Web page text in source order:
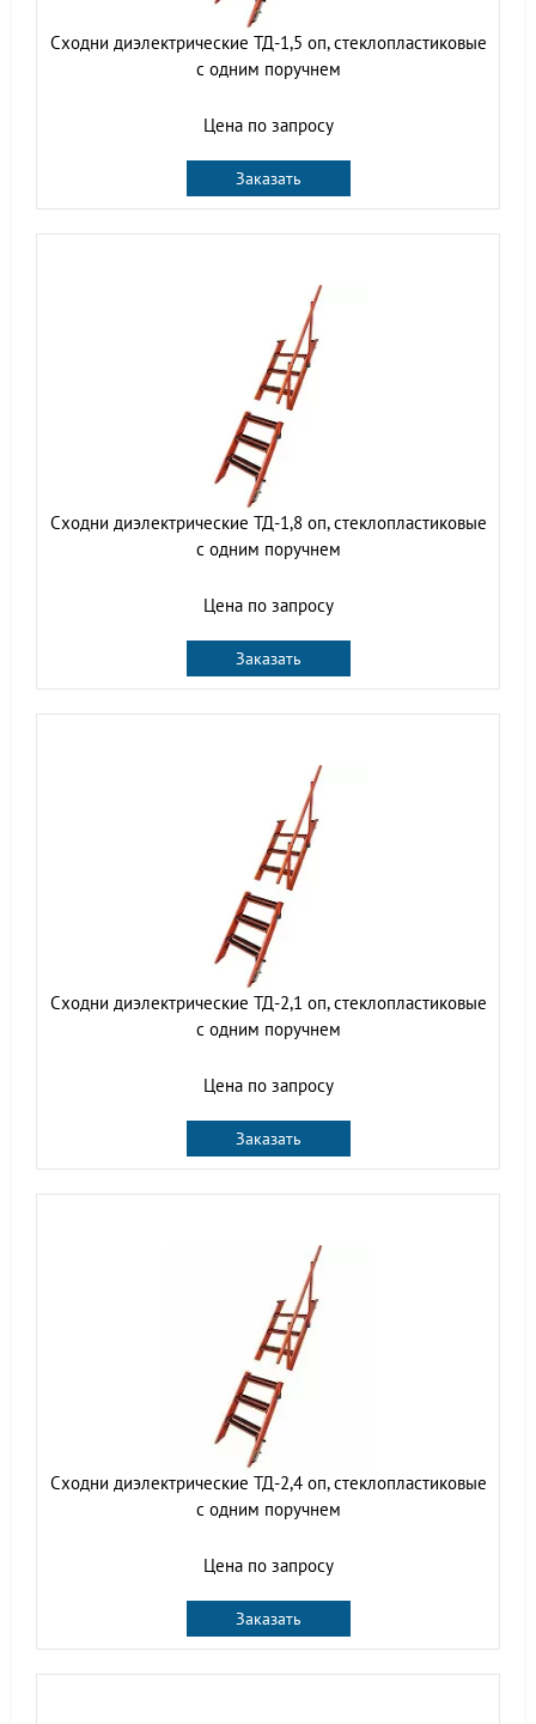
Сходни диэлектрические ТД-1,5 оп, стеклопластиковые
с одним поручнем
Цена по запросу
Заказать
Сходни диэлектрические ТД-1,8 оп, стеклопластиковые
с одним поручнем
Цена по запросу
Заказать
Сходни диэлектрические ТД-2,1 оп, стеклопластиковые
с одним поручнем
Цена по запросу
Заказать
Сходни диэлектрические ТД-2,4 оп, стеклопластиковые
с одним поручнем
Цена по запросу
Заказать